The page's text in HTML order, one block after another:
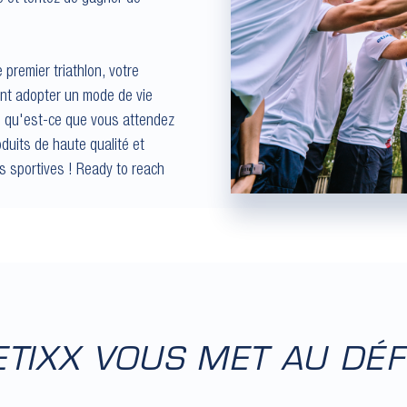
premier triathlon, votre
adopter un mode de vie
ce que vous attendez
de haute qualité et
sportives ! Ready to reach
VOUS MET AU